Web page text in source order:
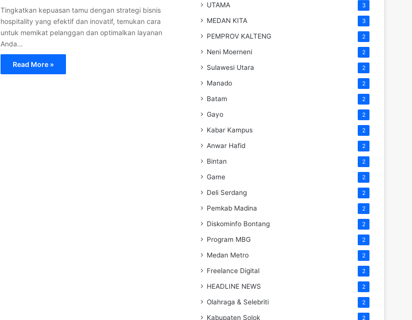
Tingkatkan kepuasan tamu dengan strategi bisnis
hospitality yang efektif dan inovatif, temukan cara
untuk memikat pelanggan dan optimalkan layanan
Anda…
Read More »
UTAMA 3
MEDAN KITA 3
PEMPROV KALTENG 2
Neni Moerneni 2
Sulawesi Utara 2
Manado 2
Batam 2
Gayo 2
Kabar Kampus 2
Anwar Hafid 2
Bintan 2
Game 2
Deli Serdang 2
Pemkab Madina 2
Diskominfo Bontang 2
Program MBG 2
Medan Metro 2
Freelance Digital 2
HEADLINE NEWS 2
Olahraga & Selebriti 2
Kabupaten Solok 2